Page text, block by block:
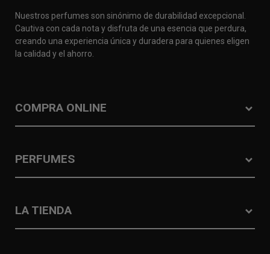
Nuestros perfumes son sinónimo de durabilidad excepcional.
Cautiva con cada nota y disfruta de una esencia que perdura,
creando una experiencia única y duradera para quienes eligen
la calidad y el ahorro.
COMPRA ONLINE
PERFUMES
LA TIENDA